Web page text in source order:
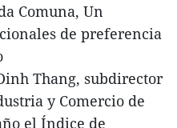
Comuna, Un
de preferencia
Thang, subdirector
y Comercio de
el Índice de